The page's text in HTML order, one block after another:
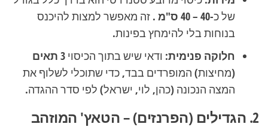
של כ-40 – 40 ס"מ
. זה מאפשר למצות להיכנס
בנוחות בלי להימחץ בפינות.
חלוקה פנימית: ודאי שיש בתוך הכיסוי 3 תאים
(מחיצות) המופרדים בבד, כדי שתוכלי לשלוף את
המצה הנכונה (כהן, לוי, ישראל) לפי סדר ההגדה.
2. הגדילים (הפרנזים) – הטאץ' המוזהב